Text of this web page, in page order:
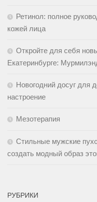
Ретинол: полное
кожей лица
Откройте для себя
Екатеринбурге:
Новогодний досуг для
настроение
Мезотерапия
Стильные мужские
создать модный образ
РУБРИКИ